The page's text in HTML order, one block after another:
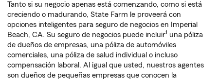
Tanto si su negocio apenas está comenzando, como si está
creciendo o madurando, State Farm le proveerá con
opciones inteligentes para seguro de negocios en Imperial
Beach, CA. Su seguro de negocios puede incluir1 una póliza
de dueños de empresas, una póliza de automóviles
comerciales, una póliza de salud individual o incluso
compensación laboral. Al igual que usted, nuestros agentes
son dueños de pequeñas empresas que conocen la